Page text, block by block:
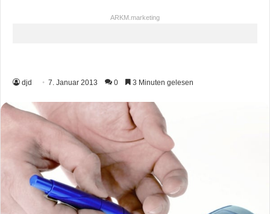
ARKM.marketing
djd 7. Januar 2013 0 3 Minuten gelesen